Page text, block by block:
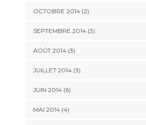
OCTOBRE 2014(2)
SEPTEMBRE 2014(3)
AOÛT 2014(3)
JUILLET 2014(3)
JUIN 2014(6)
MAI 2014(4)